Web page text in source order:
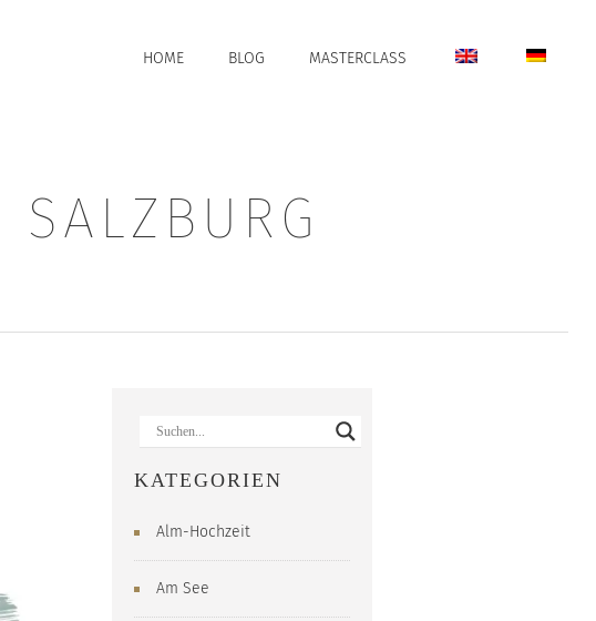
HOME BLOG MASTERCLASS
KATEGORIEN
Alm-Hochzeit
Am See